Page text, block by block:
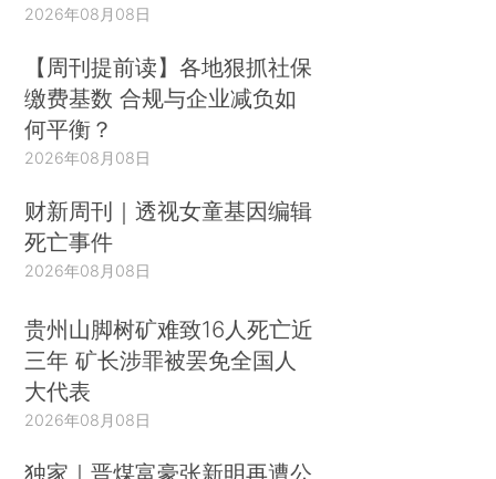
2026年08月08日
【周刊提前读】各地狠抓社保
缴费基数 合规与企业减负如
何平衡？
2026年08月08日
财新周刊｜透视女童基因编辑
死亡事件
2026年08月08日
贵州山脚树矿难致16人死亡近
三年 矿长涉罪被罢免全国人
大代表
2026年08月08日
独家｜晋煤富豪张新明再遭公